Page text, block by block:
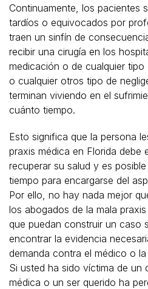
Continuamente, los pacientes
tardíos o equivocados por
traen un sinfín de
recibir una cirugía en los
medicación o de cualquier
o cualquier otros tipo de
terminan viviendo en el
cuánto tiempo.
Esto significa que la persona
praxis médica en Florida debe
recuperar su salud y es
tiempo para encargarse del
Por ello, no hay nada mejor
los abogados de la mala
que puedan construir un caso
encontrar la evidencia
demanda contra el médico o
Si usted ha sido víctima de un
médica o un ser querido ha